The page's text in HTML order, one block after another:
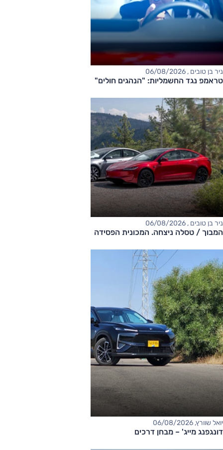
ניר בן טובים , 06/08/2026
טראמפ נגד החשמליות: "הנהגים חולים"
ניר בן טובים , 06/08/2026
המבוך / טסלה ניצחה. המכונית הפסידה
יואל שוורץ, 06/08/2026
דונגפנג מייג' – מבחן דרכים